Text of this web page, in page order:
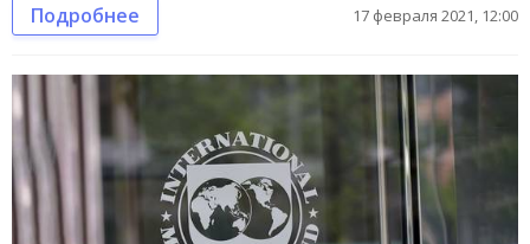
Подробнее 17 февраля 2021, 12:00